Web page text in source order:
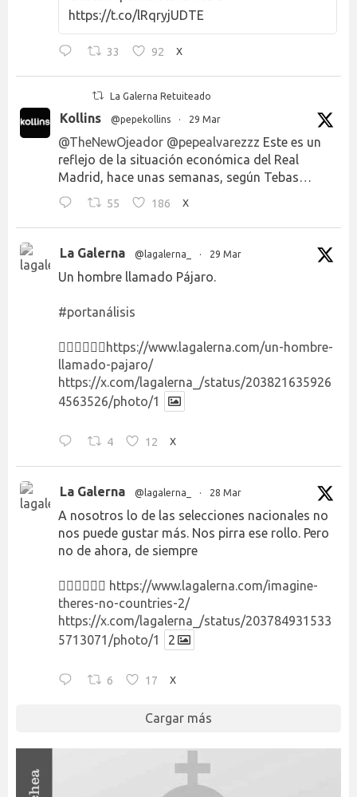
https://t.co/lRqryjUDTE
33 92 X
La Galerna Retuiteado
Kollins @pepekollins · 29 Mar
@TheNewOjeador @pepealvarezzz Este es un
reflejo de la situación económica del Real
Madrid, hace unas semanas, según Tebas…
55 186 X
La Galerna @lagalerna_ · 29 Mar
Un hombre llamado Pájaro.
#portanálisis
👉🏻👉🏻👉🏻 https://www.lagalerna.com/un-hombre-
llamado-pajaro/
https://x.com/lagalerna_/status/203821635926
4563526/photo/1
4 12 X
La Galerna @lagalerna_ · 28 Mar
A nosotros lo de las selecciones nacionales no
nos puede gustar más. Nos pirra ese rollo. Pero
no de ahora, de siempre
👉🏻👉🏻👉🏻 https://www.lagalerna.com/imagine-
theres-no-countries-2/
https://x.com/lagalerna_/status/203784931533
5713071/photo/1
2
6 17 X
Cargar más